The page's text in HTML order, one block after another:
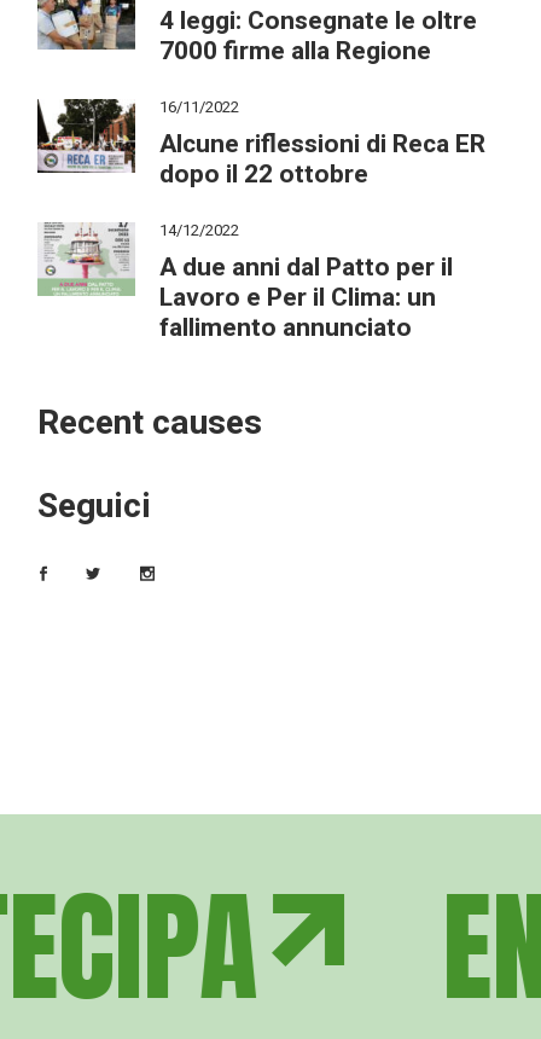
4 leggi: Consegnate le oltre
7000 firme alla Regione
16/11/2022
Alcune riflessioni di Reca ER
dopo il 22 ottobre
14/12/2022
A due anni dal Patto per il
Lavoro e Per il Clima: un
fallimento annunciato
Recent causes
Seguici